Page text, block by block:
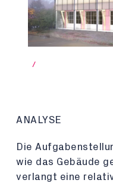
/
ANALYSE
Die
wie das Gebäude
verlangt eine